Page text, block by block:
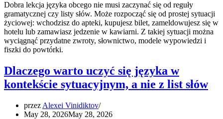
Dobra lekcja języka obcego nie musi zaczynać się od reguły
gramatycznej czy listy słów. Może rozpocząć się od prostej sytuacji
życiowej: wchodzisz do apteki, kupujesz bilet, zameldowujesz się w
hotelu lub zamawiasz jedzenie w kawiarni. Z takiej sytuacji można
wyciągnąć przydatne zwroty, słownictwo, modele wypowiedzi i
fiszki do powtórki.
Dlaczego warto uczyć się języka w
kontekście sytuacyjnym, a nie z list słów
przez Alexei Vinidiktov
May 28, 2026May 28, 2026